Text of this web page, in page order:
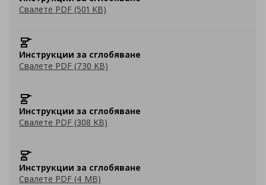
Свалете PDF (501 KB)
Инструкции за сглобяване
Свалете PDF (730 KB)
Инструкции за сглобяване
Свалете PDF (308 KB)
Инструкции за сглобяване
Свалете PDF (4 MB)